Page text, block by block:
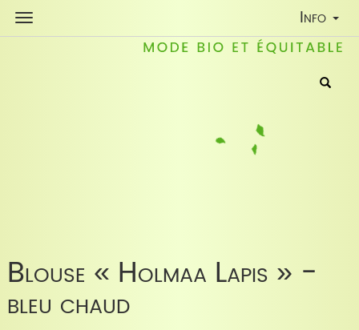
Toggle
Info
Blouse « Holmaa Lapis » -
bleu chaud